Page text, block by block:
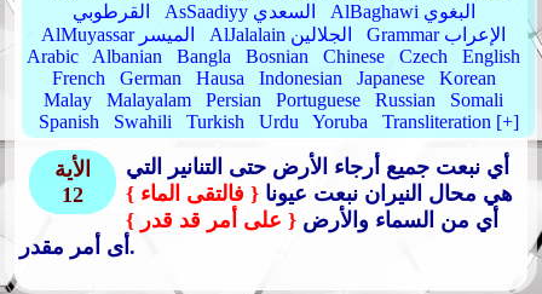
القرطوبي
AsSaadiyy السعدي
AlBaghawi البغوي
AlMuyassar الميسر
AlJalalain الجلالين
Grammar الإعراب
Arabic
Albanian Bangla Bosnian Chinese Czech
English
French
German Hausa Indonesian Japanese
Korean
Malay
Malayalam Persian Portuguese Russian
Somali
Spanish
Swahili Turkish Urdu Yoruba Transliteration [+]
الأية
12
أي نبعت جميع أرجاء الأرض حتى التنانير التي
هي محال النيران نبعت عيونا { فالتقى الماء }
أي من السماء والأرض { على أمر قد قدر }
أى أمر مقدر.